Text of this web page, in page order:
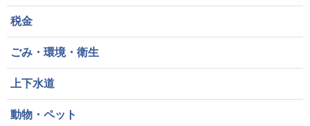
税金
ごみ・環境・衛生
上下水道
動物・ペット